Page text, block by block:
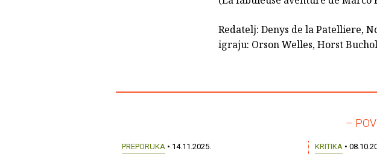
Redatelj: Denys de la Patelliere,
igraju: Orson Welles, Horst
–
PREPORUKA • 14.11.2025. KRITIKA •